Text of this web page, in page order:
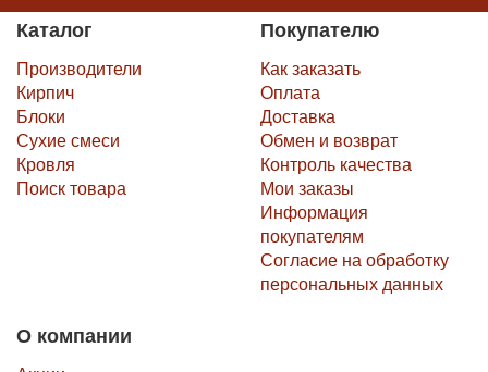
Каталог
Производители
Кирпич
Блоки
Сухие смеси
Кровля
Поиск товара
Покупателю
Как заказать
Оплата
Доставка
Обмен и возврат
Контроль качества
Мои заказы
Информация
покупателям
Согласие на обработку
персональных данных
О компании